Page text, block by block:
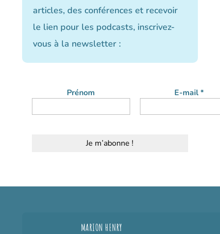
articles, des conférences et recevoir
le lien pour les podcasts, inscrivez-
vous à la newsletter :
Prénom E-mail*
MARION HENRY